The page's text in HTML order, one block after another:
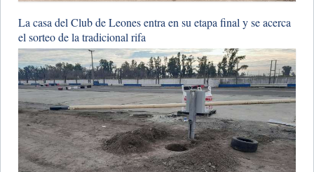
La casa del Club de Leones entra en su etapa final y se acerca
el sorteo de la tradicional rifa